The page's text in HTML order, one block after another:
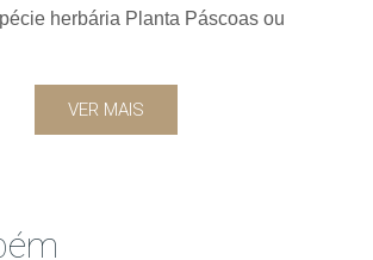
herbária Planta Páscoas ou
VER MAIS